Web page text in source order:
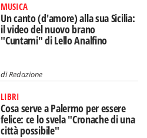
MUSICA
Un canto (d'amore) alla sua Sicilia:
il video del nuovo brano
"Cuntami" di Lello Analfino
diRedazione
LIBRI
Cosa serve a Palermo per essere
felice: ce lo svela "Cronache di una
città possibile"